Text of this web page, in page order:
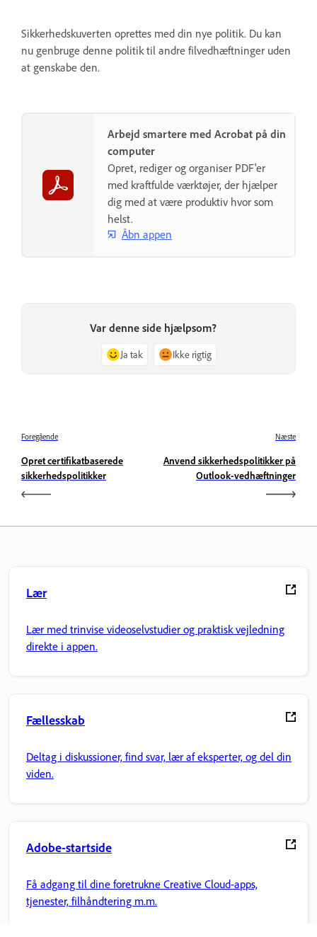
Sikkerhedskuverten oprettes med din nye politik. Du kan
nu genbruge denne politik til andre filvedhæftninger uden
at genskabe den.
Arbejd smartere med Acrobat på din
computer
Opret, rediger og organiser PDF'er
med kraftfulde værktøjer, der hjælper
dig med at være produktiv hvor som
helst.
Åbn appen
Var denne side hjælpsom?
Ja tak Ikke rigtig
Foregående
Opret certifikatbaserede
sikkerhedspolitikker
Næste
Anvend sikkerhedspolitikker på
Outlook-vedhæftninger
Lær
Lær med trinvise videoselvstudier og praktisk vejledning
direkte i appen.
Fællesskab
Deltag i diskussioner, find svar, lær af eksperter, og del din
viden.
Adobe-startside
Få adgang til dine foretrukne Creative Cloud-apps,
tjenester, filhåndtering m.m.